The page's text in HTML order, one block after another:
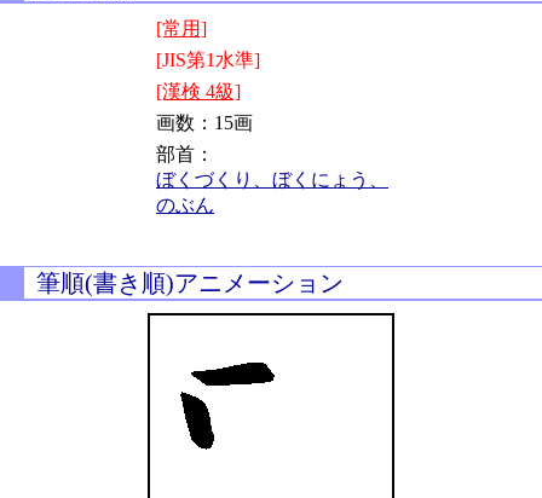
[常用]
[JIS第1水準]
[漢検 4級]
画数：15画
部首：
ぼくづくり、ぼくにょう、
のぶん
筆順(書き順)アニメーション